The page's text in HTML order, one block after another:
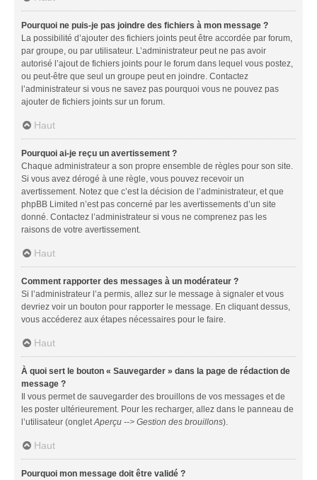
Pourquoi ne puis-je pas joindre des fichiers à mon message ?
La possibilité d’ajouter des fichiers joints peut être accordée par forum,
par groupe, ou par utilisateur. L’administrateur peut ne pas avoir
autorisé l’ajout de fichiers joints pour le forum dans lequel vous postez,
ou peut-être que seul un groupe peut en joindre. Contactez
l’administrateur si vous ne savez pas pourquoi vous ne pouvez pas
ajouter de fichiers joints sur un forum.
Haut
Pourquoi ai-je reçu un avertissement ?
Chaque administrateur a son propre ensemble de règles pour son site.
Si vous avez dérogé à une règle, vous pouvez recevoir un
avertissement. Notez que c’est la décision de l’administrateur, et que
phpBB Limited n’est pas concerné par les avertissements d’un site
donné. Contactez l’administrateur si vous ne comprenez pas les
raisons de votre avertissement.
Haut
Comment rapporter des messages à un modérateur ?
Si l’administrateur l’a permis, allez sur le message à signaler et vous
devriez voir un bouton pour rapporter le message. En cliquant dessus,
vous accéderez aux étapes nécessaires pour le faire.
Haut
À quoi sert le bouton « Sauvegarder » dans la page de rédaction de
message ?
Il vous permet de sauvegarder des brouillons de vos messages et de
les poster ultérieurement. Pour les recharger, allez dans le panneau de
l’utilisateur (ongletAperçu --> Gestion des brouillons).
Haut
Pourquoi mon message doit être validé ?